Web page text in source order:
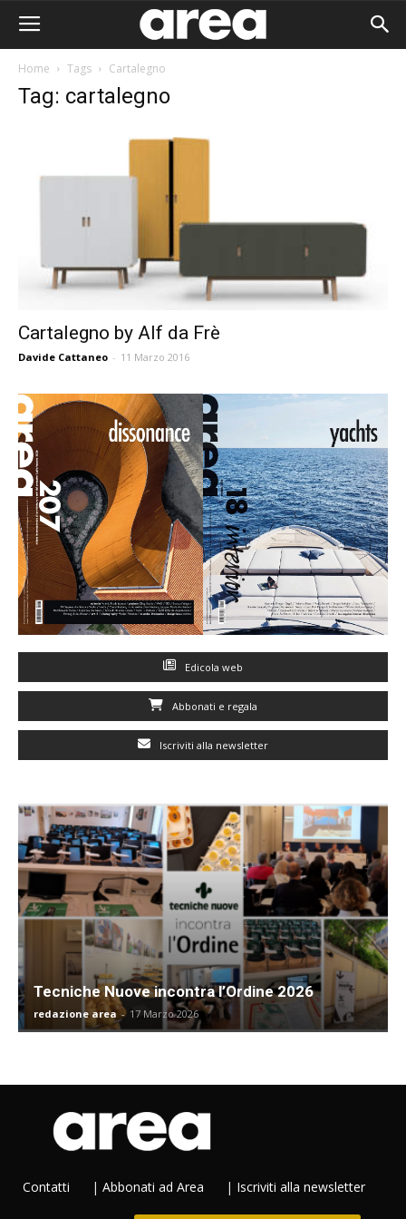
Home Tags Cartalegno
Tag: cartalegno
Cartalegno by Alf da Frè
Davide Cattaneo - 11 Marzo 2016
Edicola web
Abbonati e regala
Iscriviti alla newsletter
Tecniche Nuove incontra l’Ordine 2026
redazione area - 17 Marzo 2026
Contatti | Abbonati ad Area | Iscriviti alla newsletter